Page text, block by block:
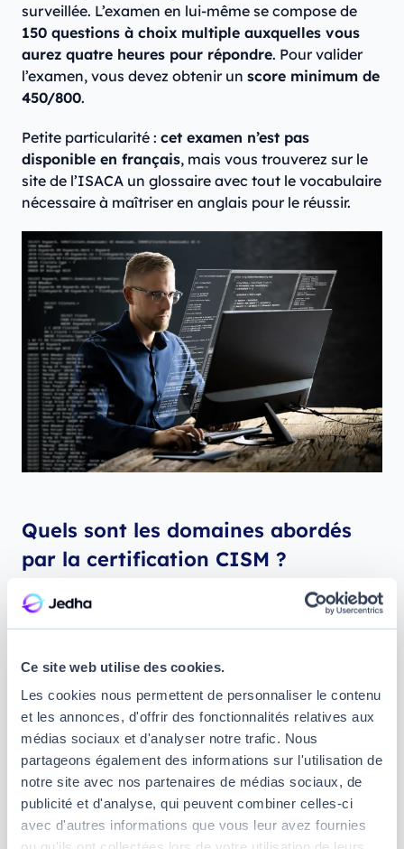
Ce site web utilise des cookies.
Les cookies nous permettent de personnaliser le contenu
et les annonces, d'offrir des fonctionnalités relatives aux
médias sociaux et d'analyser notre trafic. Nous
partageons également des informations sur l'utilisation de
notre site avec nos partenaires de médias sociaux, de
publicité et d'analyse, qui peuvent combiner celles-ci
avec d'autres informations que vous leur avez fournies
surveillée. L’examen en lui-même se compose de
150 questions à choix multiple auxquelles vous
aurez quatre heures pour répondre. Pour valider
l’examen, vous devez obtenir un score minimum de
450/800.
Petite particularité : cet examen n’est pas
disponible en français, mais vous trouverez sur le
site de l’ISACA un glossaire avec tout le vocabulaire
nécessaire à maîtriser en anglais pour le réussir.
Quels sont les domaines abordés
par la certification CISM ?
La certification Certified Information Security
Manager valide vos compétences en
l'information.Quatre domaines clés sont ainsi
évalués, chacun correspondant à un pourcentage
spécifique de questions à l’examen :
La gouvernance de la sécurité de l’information,
qui valide votre capacité à aligner les politiques
de sécurité avec les objectifs stratégiques de
votre entreprise (17 % des questions).